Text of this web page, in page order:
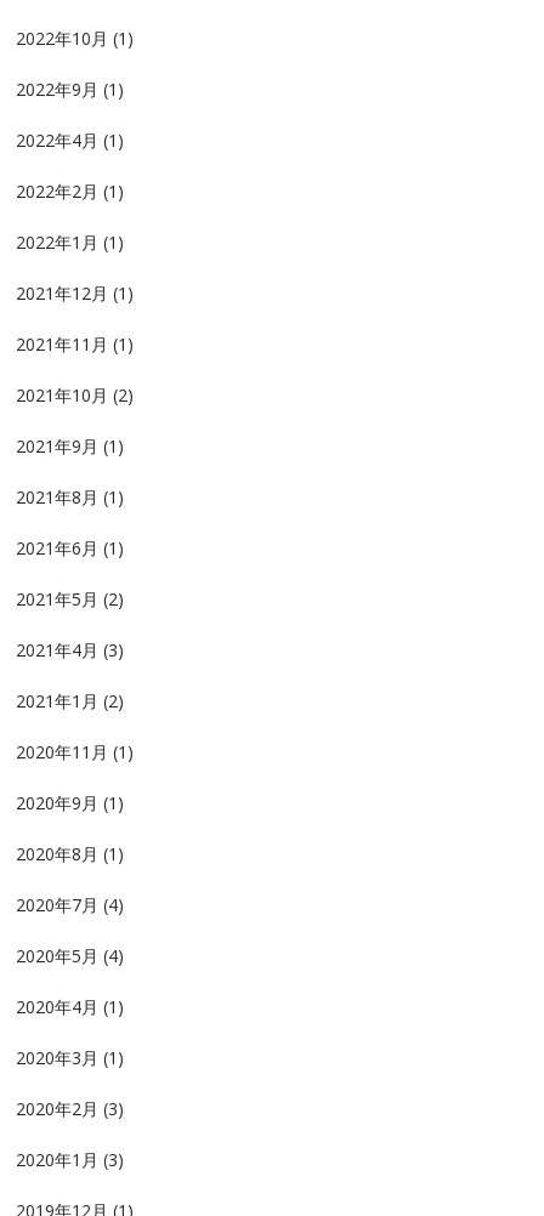
2022年10月 (1)
2022年9月 (1)
2022年4月 (1)
2022年2月 (1)
2022年1月 (1)
2021年12月 (1)
2021年11月 (1)
2021年10月 (2)
2021年9月 (1)
2021年8月 (1)
2021年6月 (1)
2021年5月 (2)
2021年4月 (3)
2021年1月 (2)
2020年11月 (1)
2020年9月 (1)
2020年8月 (1)
2020年7月 (4)
2020年5月 (4)
2020年4月 (1)
2020年3月 (1)
2020年2月 (3)
2020年1月 (3)
2019年12月 (1)